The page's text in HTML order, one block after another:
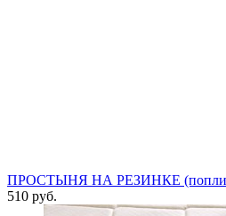
ПРОСТЫНЯ НА РЕЗИНКЕ
510 руб.